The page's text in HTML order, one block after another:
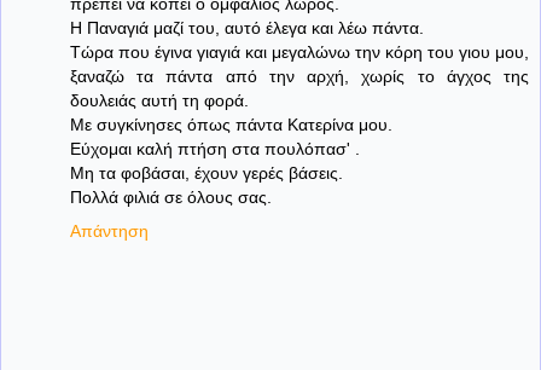
Η Παναγιά μαζί του, αυτό έλεγα και λέω πάντα.
Τώρα που έγινα γιαγιά και μεγαλώνω την κόρη του γιου μου,
ξαναζώ τα πάντα από την αρχή, χωρίς το άγχος της
δουλειάς αυτή τη φορά.
Με συγκίνησες όπως πάντα Κατερίνα μου.
Εύχομαι καλή πτήση στα πουλόπασ' .
Μη τα φοβάσαι, έχουν γερές βάσεις.
Πολλά φιλιά σε όλους σας.
Απάντηση